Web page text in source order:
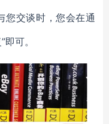
您交谈时，您会在通
可。